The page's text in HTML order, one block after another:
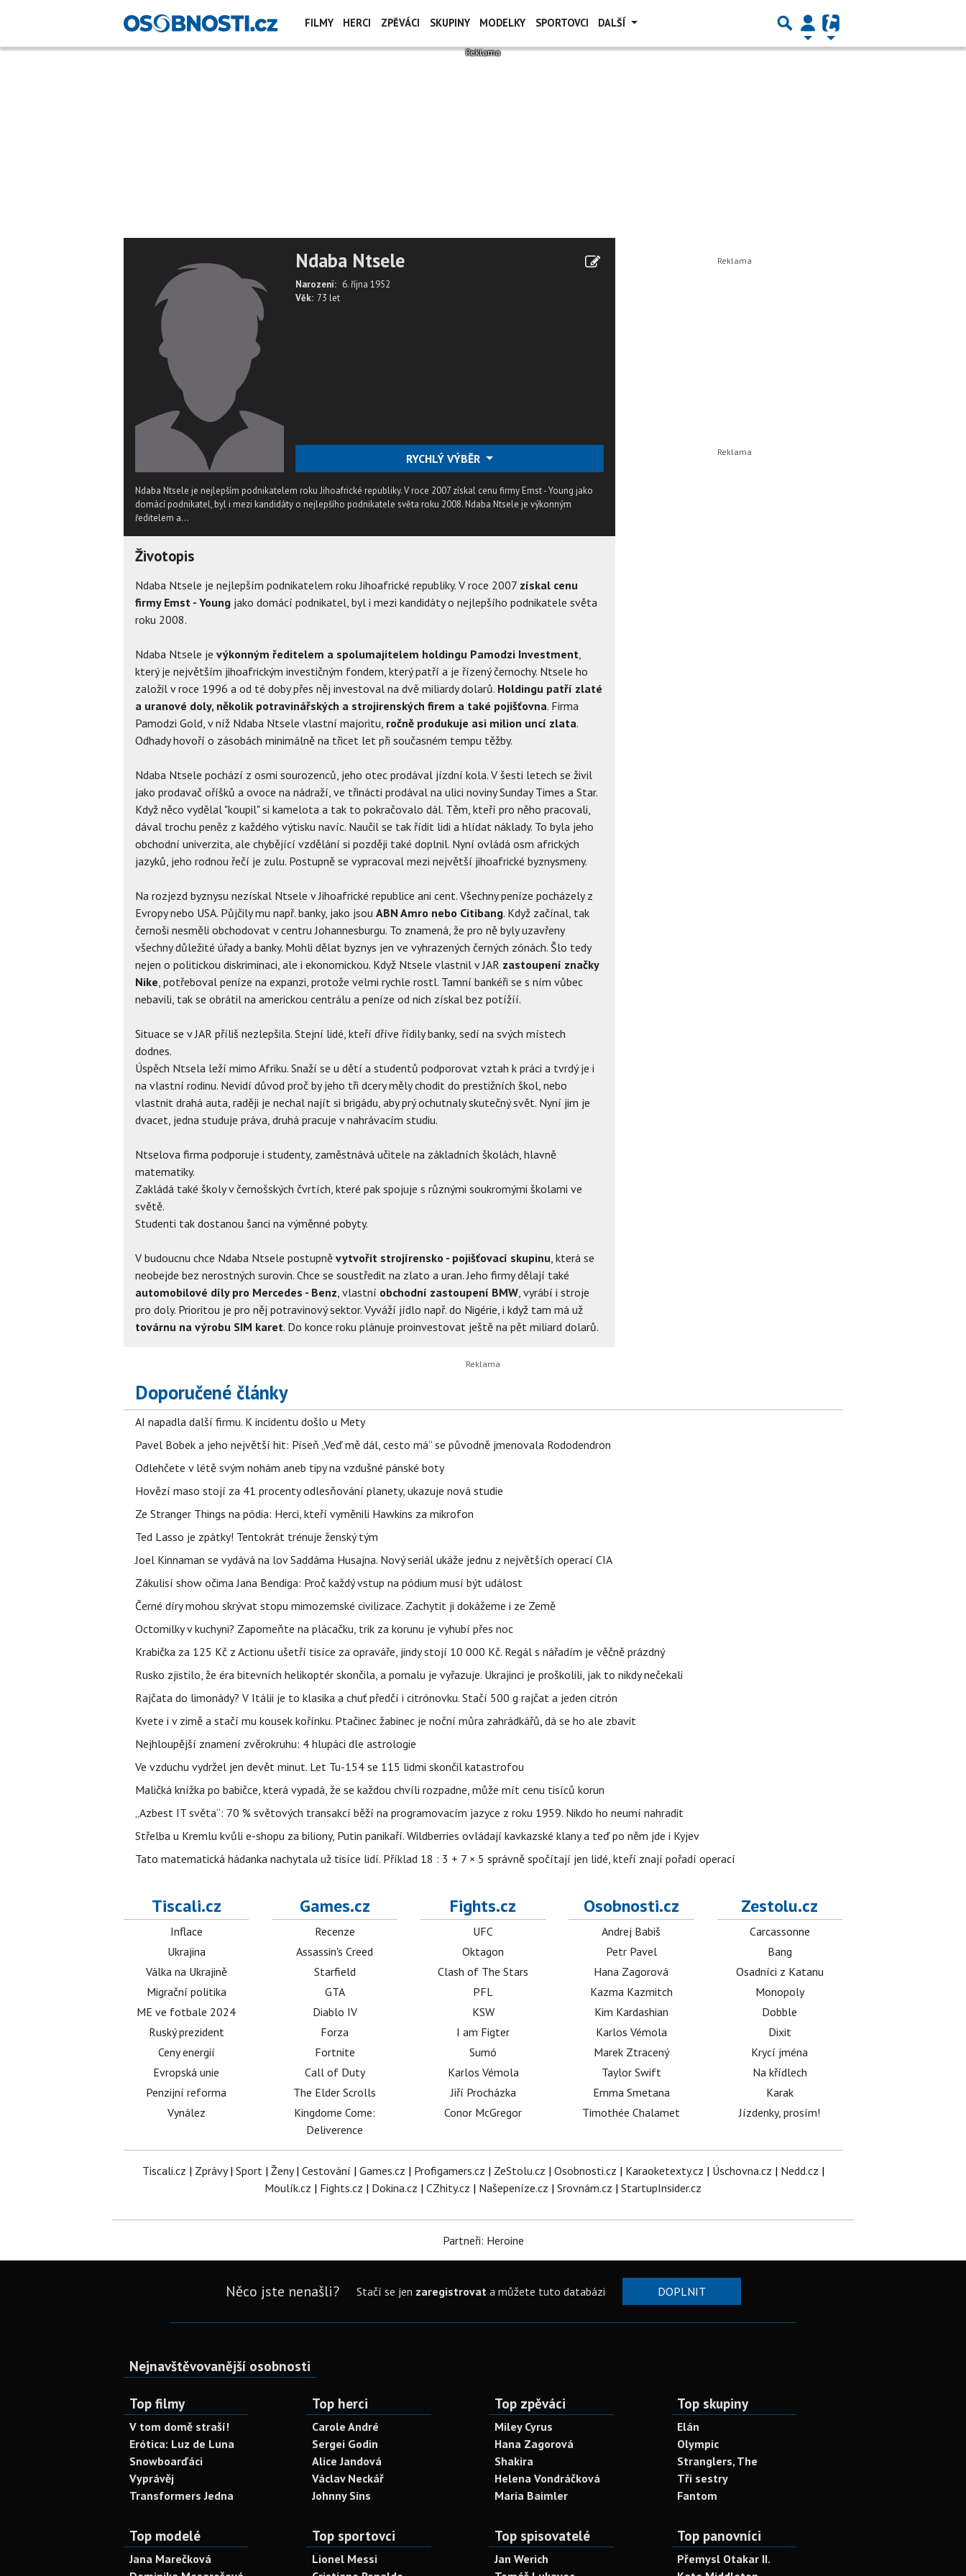
FILMY HERCI ZPĚVÁCI SKUPINY MODELKY SPORTOVCI DALŠÍ
Ndaba Ntsele
Narození: 6. října 1952
Věk: 73 let
RYCHLÝ VÝBĚR
Ndaba Ntsele je nejlepším podnikatelem roku Jihoafrické republiky. V roce 2007 získal cenu firmy Emst - Young jako
domácí podnikatel, byl i mezi kandidáty o nejlepšího podnikatele světa roku 2008. Ndaba Ntsele je výkonným
ředitelem a...
Životopis
Ndaba Ntsele je nejlepším podnikatelem roku Jihoafrické republiky. V roce 2007 získal cenu
firmy Emst - Young jako domácí podnikatel, byl i mezi kandidáty o nejlepšího podnikatele světa
roku 2008.
Ndaba Ntsele je výkonným ředitelem a spolumajitelem holdingu Pamodzi Investment
který je největším jihoafrickým investičným fondem, který patří a je řízený černochy. Ntsele ho
založil v roce 1996 a od té doby přes něj investoval na dvě miliardy dolarů. Holdingu patří zlaté
a uranové doly, několik potravinářských a strojirenských firem a také pojišťovna. Firma
Pamodzi Gold, v níž Ndaba Ntsele vlastní majoritu, ročně produkuje asi milion uncí zlata.
Odhady hovoří o zásobách minimálně na třicet let při současném tempu těžby.
Ndaba Ntsele pochází z osmi sourozenců, jeho otec prodával jízdní kola. V šesti letech se živil
jako prodavač oříšků a ovoce na nádraží, ve třinácti prodával na ulici noviny Sunday Times a Star.
Když něco vydělal "koupil" si kamelota a tak to pokračovalo dál. Těm, kteří pro něho pracovali,
dával trochu peněz z každého výtisku navíc. Naučil se tak řídit lidi a hlídat náklady. To byla jeho
obchodní univerzita, ale chybějící vzdělání si později také doplnil. Nyní ovládá osm afrických
jazyků, jeho rodnou řečí je zulu. Postupně se vypracoval mezi největší jihoafrické byznysmeny.
Na rozjezd byznysu nezískal Ntsele v Jihoafrické republice ani cent. Všechny peníze pocházely z
Evropy nebo USA. Půjčily mu např. banky, jako jsou ABN Amro nebo Citibang. Když začínal, tak
černoši nesměli obchodovat v centru Johannesburgu. To znamená, že pro ně byly uzavřeny
všechny důležité úřady a banky. Mohli dělat byznys jen ve vyhrazených černých zónách. Šlo tedy
nejen o politickou diskriminaci, ale i ekonomickou. Když Ntsele vlastnil v JAR zastoupení značky
Nike , potřeboval peníze na expanzi, protože velmi rychle rostl. Tamní bankéři se s ním vůbec
nebavili, tak se obrátil na americkou centrálu a peníze od nich získal bez potížíí.
Situace se v JAR příliš nezlepšila. Stejní lidé, kteří dříve řídily banky, sedí na svých místech
dodnes.
Úspěch Ntsela leží mimo Afriku. Snaží se u dětí a studentů podporovat vztah k práci a tvrdý je i
na vlastní rodinu. Nevidí důvod proč by jeho tři dcery měly chodit do prestižních škol, nebo
vlastnit drahá auta, raději je nechal najít si brigádu, aby prý ochutnaly skutečný svět. Nyní jim je
dvacet, jedna studuje práva, druhá pracuje v nahrávacím studiu.
Ntselova firma podporuje i studenty, zaměstnává učitele na základních školách, hlavně
matematiky.
Zakládá také školy v černošských čvrtích, které pak spojuje s různými soukromými školami ve
světě.
Studenti tak dostanou šanci na výměnné pobyty.
V budoucnu chce Ndaba Ntsele postupně vytvořit strojírensko - pojišťovací skupinu , která se
neobejde bez nerostných surovin. Chce se soustředit na zlato a uran. Jeho firmy dělají také
automobilové díly pro Mercedes - Benz , vlastní obchodní zastoupení BMW , vyrábí i stroje
pro doly. Prioritou je pro něj potravinový sektor. Vyváží jídlo např. do Nigérie, i když tam má už
továrnu na výrobu SIM karet. Do konce roku plánuje proinvestovat ještě na pět miliard dolarů.
Doporučené články
AI napadla další firmu. K incidentu došlo u Mety
Pavel Bobek a jeho největší hit: Píseň „Veď mě dál, cesto má“ se původně jmenovala Rododendron
Odlehčete v létě svým nohám aneb tipy na vzdušné pánské boty
Hovězí maso stojí za 41 procenty odlesňování planety, ukazuje nová studie
Ze Stranger Things na pódia: Herci, kteří vyměnili Hawkins za mikrofon
Ted Lasso je zpátky! Tentokrát trénuje ženský tým
Joel Kinnaman se vydává na lov Saddáma Husajna. Nový seriál ukáže jednu z největších operací CIA
Zákulisí show očima Jana Bendiga: Proč každý vstup na pódium musí být událost
Černé díry mohou skrývat stopu mimozemské civilizace. Zachytit ji dokážeme i ze Země
Octomilky v kuchyni? Zapomeňte na plácačku, trik za korunu je vyhubí přes noc
Krabička za 125 Kč z Actionu ušetří tisíce za opraváře, jindy stojí 10 000 Kč. Regál s nářadím je věčně prázdný
Rusko zjistilo, že éra bitevních helikoptér skončila, a pomalu je vyřazuje. Ukrajinci je proškolili, jak to nikdy nečekali
Rajčata do limonády? V Itálii je to klasika a chuť předčí i citrónovku. Stačí 500 g rajčat a jeden citrón
Kvete i v zimě a stačí mu kousek kořínku. Ptačinec žabinec je noční můra zahrádkářů, dá se ho ale zbavit
Nejhloupější znamení zvěrokruhu: 4 hlupáci dle astrologie
Ve vzduchu vydržel jen devět minut. Let Tu-154 se 115 lidmi skončil katastrofou
Maličká knížka po babičce, která vypadá, že se každou chvíli rozpadne, může mít cenu tisíců korun
„Azbest IT světa“: 70 % světových transakcí běží na programovacím jazyce z roku 1959. Nikdo ho neumí nahradit
Střelba u Kremlu kvůli e-shopu za biliony, Putin panikaří. Wildberries ovládají kavkazské klany a teď po něm jde i Kyjev
Tato matematická hádanka nachytala už tisíce lidí. Příklad 18 : 3 + 7 × 5 správně spočítají jen lidé, kteří znají pořadí operací
Tiscali.cz
Inflace
Ukrajina
Válka na Ukrajině
Migrační politika
ME ve fotbale 2024
Ruský prezident
Ceny energií
Evropská unie
Penzijní reforma
Vynález
Games.cz
Recenze
Assassin's Creed
Starfield
GTA
Diablo IV
Forza
Fortnite
Call of Duty
The Elder Scrolls
Kingdome Come:
Deliverence
Fights.cz
UFC
Oktagon
Clash of The Stars
PFL
KSW
I am Figter
Sumó
Karlos Vémola
Jiří Procházka
Conor McGregor
Osobnosti.cz
Andrej Babiš
Petr Pavel
Hana Zagorová
Kazma Kazmitch
Kim Kardashian
Karlos Vémola
Marek Ztracený
Taylor Swift
Emma Smetana
Timothée Chalamet
Zestolu.cz
Carcassonne
Bang
Osadníci z Katanu
Monopoly
Dobble
Dixit
Krycí jména
Na křídlech
Karak
Jízdenky, prosím!
Tiscali.cz | Zprávy| Sport| Ženy| Cestování | Games.cz | Profigamers.cz | ZeStolu.cz | Osobnosti.cz | Karaoketexty.cz | Úschovna.cz | Nedd.cz |
Moulík.cz | Fights.cz | Dokina.cz | CZhity.cz | Našepeníze.cz | Srovnám.cz | StartupInsider.cz
Partneři: Heroine
Něco jste nenašli? Stačí se jen zaregistrovata můžete tuto databázi DOPLNIT
Nejnavštěvovanější osobnosti
Top filmy
V tom domě straší!
Erótica: Luz de Luna
Snowboarďáci
Vyprávěj
Transformers Jedna
Top herci
Carole André
Sergei Godin
Alice Jandová
Václav Neckář
Johnny Sins
Top zpěváci
Miley Cyrus
Hana Zagorová
Shakira
Helena Vondráčková
Maria Baimler
Top skupiny
Elán
Olympic
Stranglers, The
Tři sestry
Fantom
Top modelé
Jana Marečková
Top sportovci
Lionel Messi
Top spisovatelé
Jan Werich
Top panovníci
Přemysl Otakar II.